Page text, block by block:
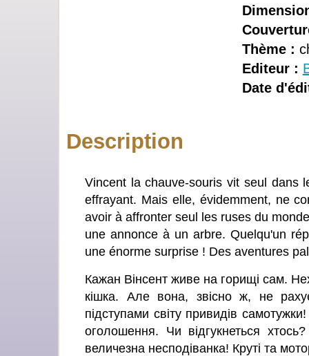
Thème :
Editeur :
Date
Description
Vincent la chauve-souris vit seul dans
effrayant. Mais elle, évidemment, ne
avoir à affronter seul les ruses du
une annonce à un arbre. Quelqu'un
une énorme surprise ! Des aventures
Кажан Вінсент живе на горищі сам.
кішка. Але вона, звісно ж, не
підступами світу привидів
оголошення. Чи відгукнеться
величезна несподіванка! Круті та